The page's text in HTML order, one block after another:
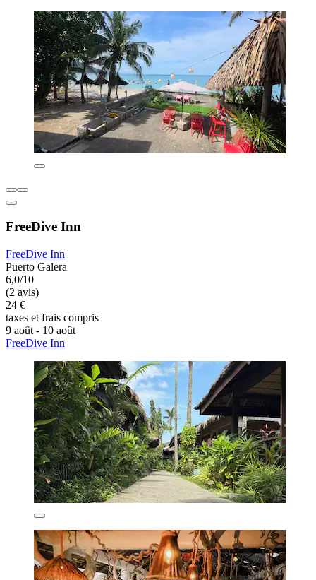
FreeDive Inn
FreeDive Inn
Puerto Galera
6,0/10
(2 avis)
24 €
taxes et frais compris
9 août - 10 août
FreeDive Inn